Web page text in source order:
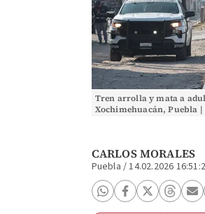
Tren arrolla y mata a
Xochimehuacán, Puebla
CARLOS MORALES
Puebla /14.02.2026